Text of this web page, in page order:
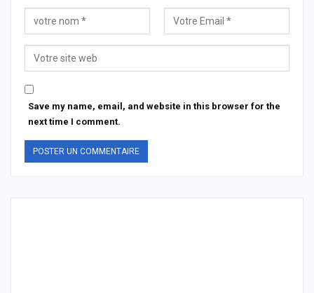
Save my name, email, and website in this browser for the
next time I comment.